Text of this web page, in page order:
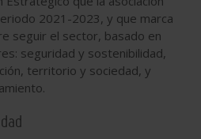
2021-2023, y que marca
seguir el sector, basado en
seguridad y sostenibilidad,
territorio y sociedad, y